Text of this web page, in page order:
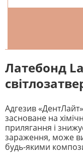
Латебонд
Адгезив
засноване на
прилягання і
зараження, може
будь-якими